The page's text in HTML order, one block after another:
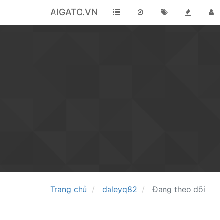
AIGATO.VN
Trang chủ daleyq82 Đang theo dõi